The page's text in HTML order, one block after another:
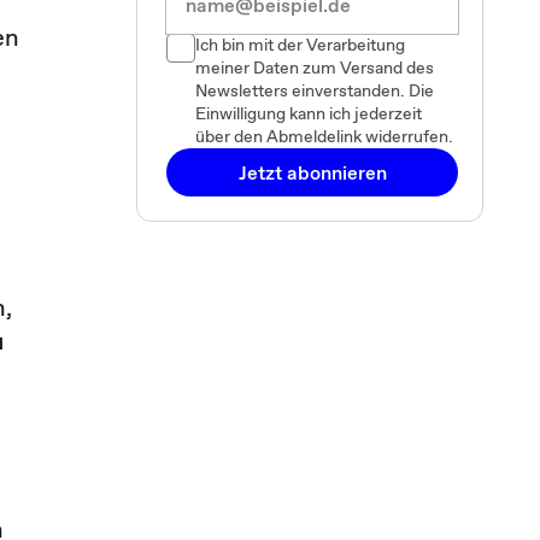
Ich bin mit der Verarbeitung
meiner Daten zum Versand des
Newsletters einverstanden. Die
Einwilligung kann ich jederzeit
über den Abmeldelink widerrufen.
Jetzt abonnieren